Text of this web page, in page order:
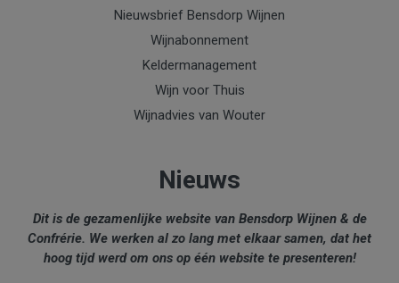
Nieuwsbrief Bensdorp Wijnen
Wijnabonnement
Keldermanagement
Wijn voor Thuis
Wijnadvies van Wouter
Nieuws
Dit is de gezamenlijke website van Bensdorp Wijnen & de
Confrérie. We werken al zo lang met elkaar samen, dat het
hoog tijd werd om ons op één website te presenteren!